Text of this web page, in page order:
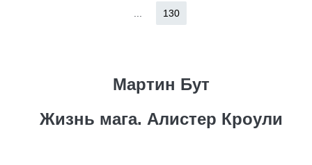
130
Мартин Бут
Жизнь мага. Алистер Кроули